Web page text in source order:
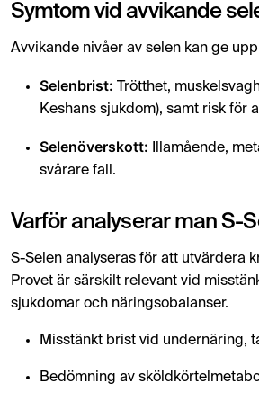
Symtom vid avvikande
Avvikande nivåer av selen kan ge
Selenbrist: Trötthet,
Keshans sjukdom), samt risk för
Selenöverskott: Illamående,
svårare fall.
Varför analyserar man S-
S-Selen analyseras för att utvärdera
Provet är särskilt relevant vid
sjukdomar och näringsobalanser.
Misstänkt brist vid undernäring,
Bedömning av